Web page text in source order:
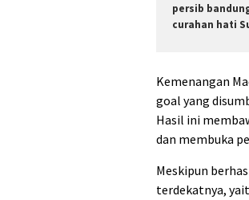
persib
curahan hati
Kemenangan
goal yang
Hasil ini
dan membuka
Meskipun
terdekatnya,